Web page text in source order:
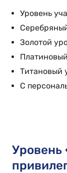
Уровень
Золотой
Титановый
С
Уровень